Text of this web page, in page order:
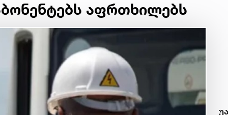
აფრთხილებს